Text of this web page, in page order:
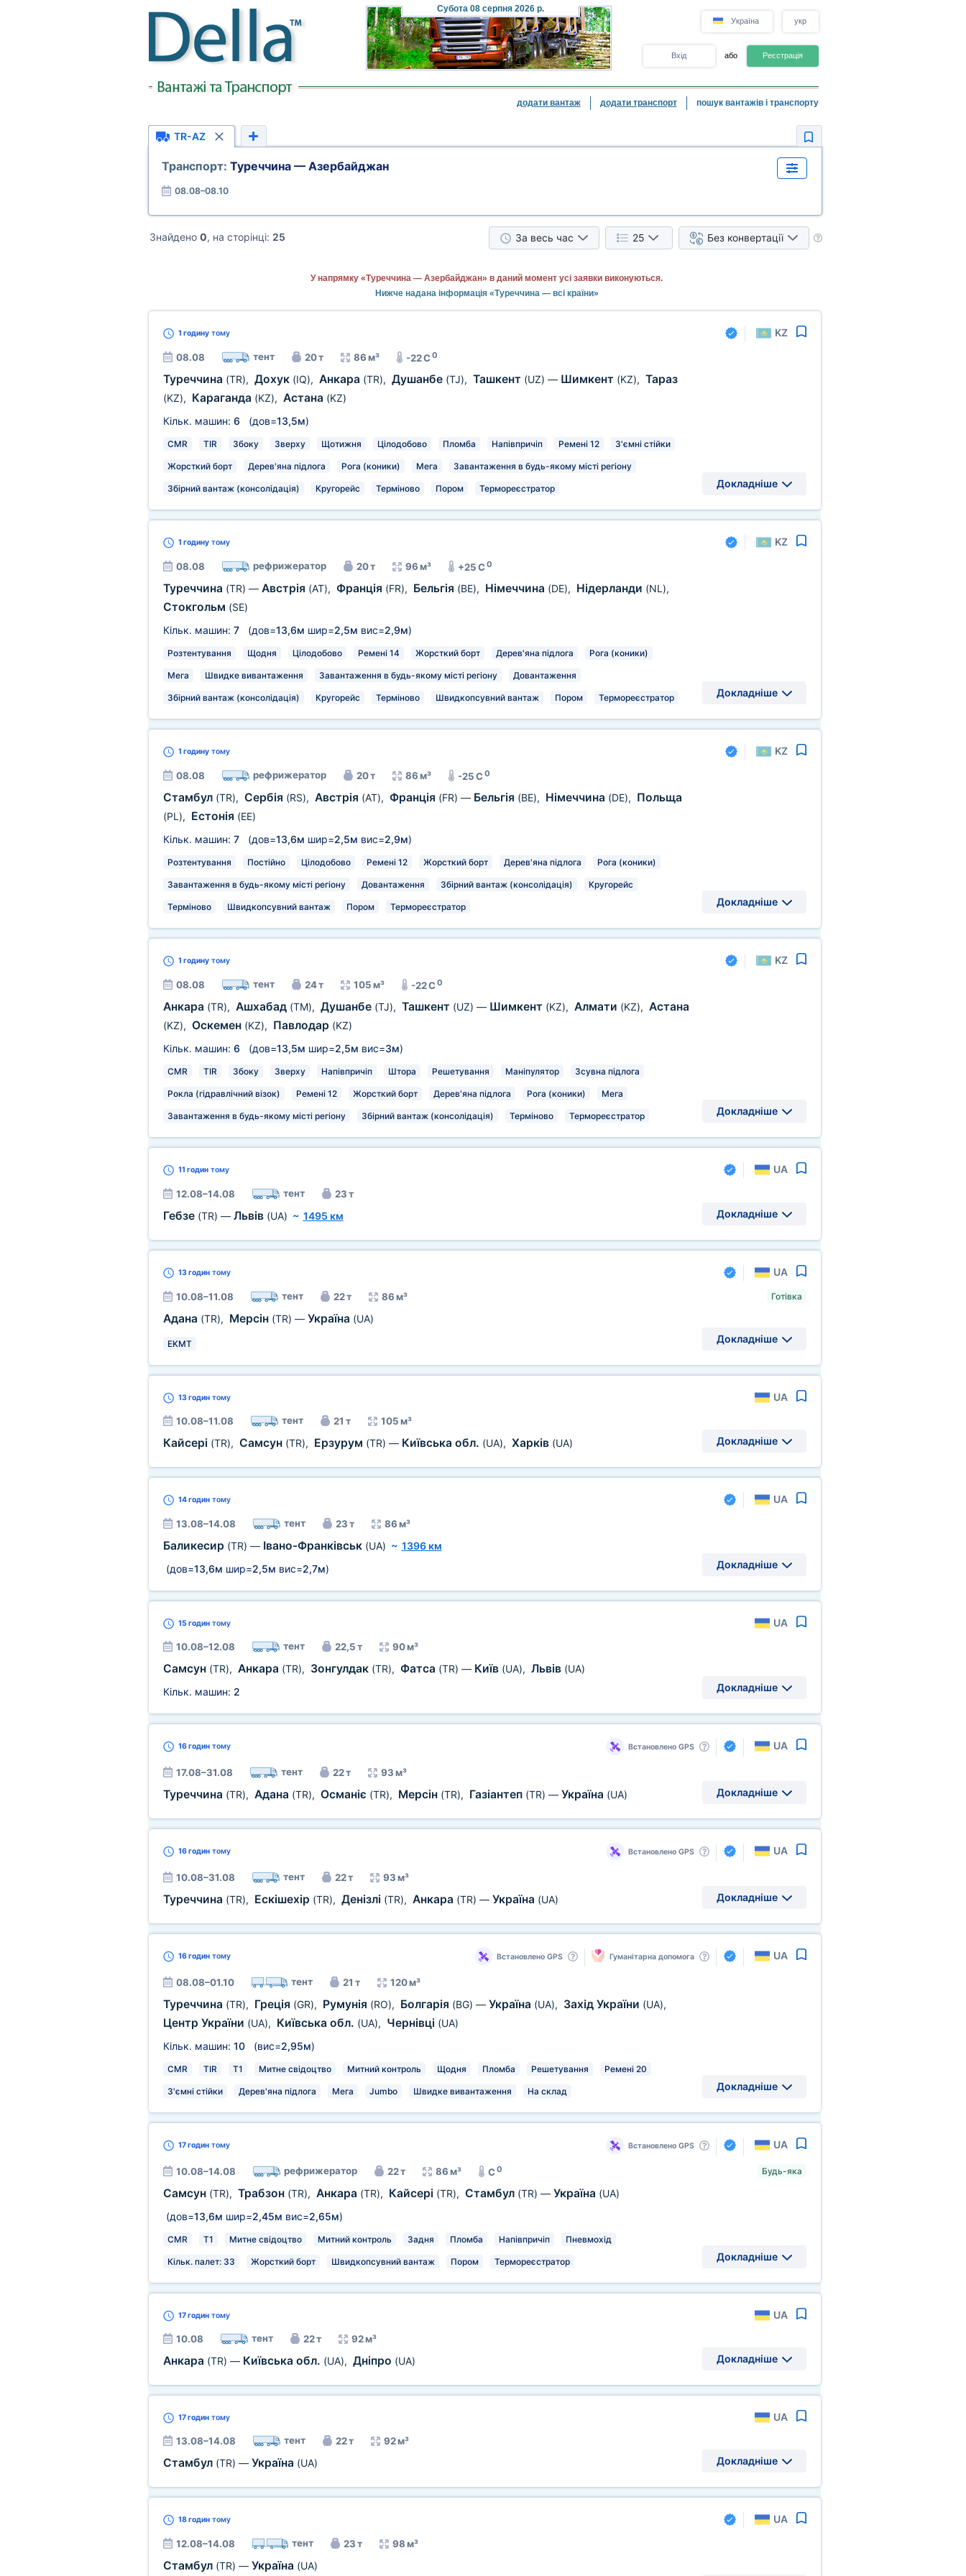
Субота08 серпня 2026 р.
Україна укр
Вхід або Реєстрація
додати вантаж додати транспорт пошук вантажів і транспорту
TR-AZ
Транспорт: Туреччина — Азербайджан
08.08–08.10
Знайдено 0, на сторінці: 25 За весь час 25 Без конвертації
У напрямку «Туреччина — Азербайджан» в даний момент усі заявки виконуються.
Нижче надана інформація «Туреччина — всі країни»
1 годинутому KZ
08.08 тент 20 т 86 м³ -22 C0
Туреччина (TR), Дохук (IQ), Анкара (TR), Душанбе (TJ), Ташкент (UZ) — Шимкент (KZ), Тараз
(KZ), Караганда (KZ), Астана (KZ)
Кільк. машин: 6 (дов=13,5м)
CMR TIR Збоку Зверху Щотижня Цілодобово Пломба Напівпричіп Ремені 12 З'ємні стійки
Жорсткий борт Дерев'яна підлога Рога (коники) Мега Завантаження в будь-якому місті регіону
Збірний вантаж (консолідація) Кругорейс Терміново Пором Термореєстратор Докладніше
1 годинутому KZ
08.08 рефрижератор 20 т 96 м³ +25 C0
Туреччина (TR) — Австрія (AT), Франція (FR), Бельгія (BE), Німеччина (DE), Нідерланди (NL),
Стокгольм (SE)
Кільк. машин: 7(дов=13,6м шир=2,5м вис=2,9м)
Розтентування Щодня Цілодобово Ремені 14 Жорсткий борт Дерев'яна підлога Рога (коники)
Мега Швидке вивантаження Завантаження в будь-якому місті регіону Довантаження
Збірний вантаж (консолідація) Кругорейс Терміново Швидкопсувний вантаж Пором Термореєстратор Докладніше
1 годинутому KZ
08.08 рефрижератор 20 т 86 м³ -25 C0
Стамбул (TR), Сербія (RS), Австрія (AT), Франція (FR) — Бельгія (BE), Німеччина (DE), Польща
(PL), Естонія (EE)
Кільк. машин: 7(дов=13,6м шир=2,5м вис=2,9м)
Розтентування Постійно Цілодобово Ремені 12 Жорсткий борт Дерев'яна підлога Рога (коники)
Завантаження в будь-якому місті регіону Довантаження Збірний вантаж (консолідація) Кругорейс
Терміново Швидкопсувний вантаж Пором Термореєстратор Докладніше
1 годинутому KZ
08.08 тент 24 т 105 м³ -22 C0
Анкара (TR), Ашхабад (TM), Душанбе (TJ), Ташкент (UZ) — Шимкент (KZ), Алмати (KZ), Астана
(KZ), Оскемен (KZ), Павлодар (KZ)
Кільк. машин: 6 (дов=13,5м шир=2,5м вис=3м)
CMR TIR Збоку Зверху Напівпричіп Штора Решетування Маніпулятор Зсувна підлога
Рокла (гідравлічний візок) Ремені 12 Жорсткий борт Дерев'яна підлога Рога (коники) Мега
Завантаження в будь-якому місті регіону Збірний вантаж (консолідація) Терміново Термореєстратор Докладніше
11 годинтому UA
12.08–14.08 тент 23 т
Гебзе (TR) — Львів (UA) ~ 1495 км Докладніше
13 годинтому UA
10.08–11.08 тент 22 т 86 м³
Адана (TR), Мерсін (TR) — Україна (UA)
EKMT
Готівка
Докладніше
13 годинтому UA
10.08–11.08 тент 21 т 105 м³
Кайсері (TR), Самсун (TR), Ерзурум (TR) — Київська обл. (UA), Харків (UA) Докладніше
14 годинтому UA
13.08–14.08 тент 23 т 86 м³
Баликесир (TR) — Івано-Франківськ (UA) ~ 1396 км
(дов=13,6м шир=2,5м вис=2,7м) Докладніше
15 годинтому UA
10.08–12.08 тент 22,5 т 90 м³
Самсун (TR), Анкара (TR), Зонгулдак (TR), Фатса (TR) — Київ (UA), Львів (UA)
Кільк. машин: 2 Докладніше
16 годинтому Встановлено GPS UA
17.08–31.08 тент 22 т 93 м³
Туреччина (TR), Адана (TR), Османіє (TR), Мерсін (TR), Газіантеп (TR) — Україна (UA) Докладніше
16 годинтому Встановлено GPS UA
10.08–31.08 тент 22 т 93 м³
Туреччина (TR), Ескішехір (TR), Денізлі (TR), Анкара (TR) — Україна (UA) Докладніше
16 годинтому Встановлено GPS Гуманітарна допомога UA
08.08–01.10 тент 21 т 120 м³
Туреччина (TR), Греція (GR), Румунія (RO), Болгарія (BG) — Україна (UA), Захід України (UA),
Центр України (UA), Київська обл. (UA), Чернівці (UA)
Кільк. машин: 10(вис=2,95м)
CMR TIR T1 Митне свідоцтво Митний контроль Щодня Пломба Решетування Ремені 20
З'ємні стійки Дерев'яна підлога Мега Jumbo Швидке вивантаження На склад Докладніше
17 годинтому Встановлено GPS UA
10.08–14.08 рефрижератор 22 т 86 м³ C0
Самсун (TR), Трабзон (TR), Анкара (TR), Кайсері (TR), Стамбул (TR) — Україна (UA)
(дов=13,6м шир=2,45м вис=2,65м)
CMR T1 Митне свідоцтво Митний контроль Задня Пломба Напівпричіп Пневмохід
Кільк. палет: 33 Жорсткий борт Швидкопсувний вантаж Пором Термореєстратор
Будь-яка
Докладніше
17 годинтому UA
10.08 тент 22 т 92 м³
Анкара (TR) — Київська обл. (UA), Дніпро (UA) Докладніше
17 годинтому UA
13.08–14.08 тент 22 т 92 м³
Стамбул (TR) — Україна (UA) Докладніше
18 годинтому UA
12.08–14.08 тент 23 т 98 м³
Стамбул (TR) — Україна (UA)